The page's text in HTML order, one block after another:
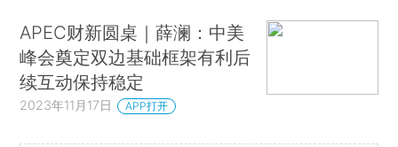
APEC财新圆桌｜薛澜：中美
峰会奠定双边基础框架有利后
续互动保持稳定
2023年11月17日 APP打开